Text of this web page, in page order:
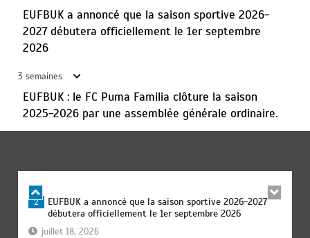
EUFBUK a annoncé que la saison sportive 2026-
2027 débutera officiellement le 1er septembre
2026
3 semaines
EUFBUK : le FC Puma Familia clôture la saison
2025-2026 par une assemblée générale ordinaire.
6
Football RDC : une perle, un talent hors-normes, le
surnommé « Kebano » rêve déjà l’Afrique
2
EUFBUK a annoncé que la saison sportive 2026-2027
débutera officiellement le 1er septembre 2026
juillet 18, 2026